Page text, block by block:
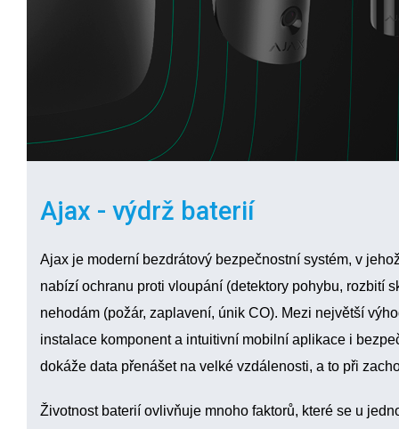
Ajax - výdrž baterií
Ajax je moderní bezdrátový bezpečnostní systém, v
nabízí ochranu proti vloupání (detektory pohybu, rozbití
nehodám (požár, zaplavení, únik CO). Mezi největší
instalace komponenta intuitivní mobilní aplikace i
dokáže data přenášet na velké vzdálenosti, a to při
Životnost baterií ovlivňuje mnoho faktorů, které se u